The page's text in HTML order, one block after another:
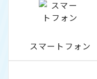
スマートフォン